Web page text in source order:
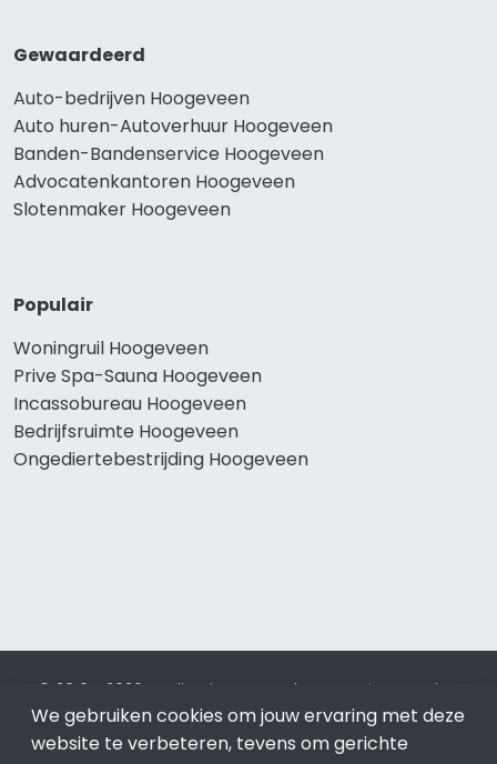
Gewaardeerd
Auto-bedrijven Hoogeveen
Auto huren-Autoverhuur Hoogeveen
Banden-Bandenservice Hoogeveen
Advocatenkantoren Hoogeveen
Slotenmaker Hoogeveen
Populair
Woningruil Hoogeveen
Prive Spa-Sauna Hoogeveen
Incassobureau Hoogeveen
Bedrijfsruimte Hoogeveen
Ongediertebestrijding Hoogeveen
© 2019 - 2026 Realisatie en SEO door SEO-bureau
Lion
Internet. Betaal alleen voor bewezen resultaten?SEO
optimalisatie No Cure No Pay.Hoogeveenis onderdeel van
We gebruiken cookies om jouw ervaring met deze
website te verbeteren, tevens om gerichte